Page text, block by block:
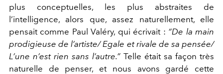
plus conceptuelles, les plus abstraites de
l’intelligence, alors que, assez naturellement, elle
pensait comme Paul Valéry, qui écrivait : “De la main
prodigieuse de l’artiste/ Egale et rivale de sa pensée/
L’une n’est rien sans l’autre.” Telle était sa façon très
naturelle de penser, et nous avons gardé cette